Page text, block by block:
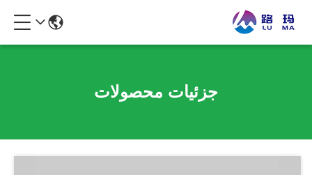
جزئیات محصولات